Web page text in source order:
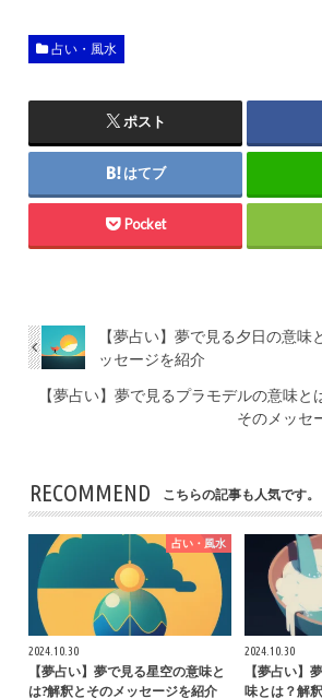
占い・風水
ポスト
はてブ
Pocket
【夢占い】夢で見る夕日の意味
ッセージを紹介
【夢占い】夢で見るプラモデルの意味と
そのメッセ
RECOMMEND こちらの記事も人気です。
占い・風水
2024.10.30
【夢占い】夢で見る星空の意味と
は?解釈とそのメッセージを紹介
2024.10.30
【夢占い】
味とは？解